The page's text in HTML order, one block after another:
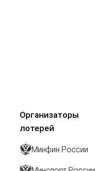
Организаторы
лотерей
Минфин России